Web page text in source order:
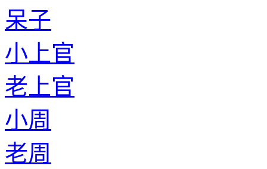
呆子
小上官
老上官
小周
老周